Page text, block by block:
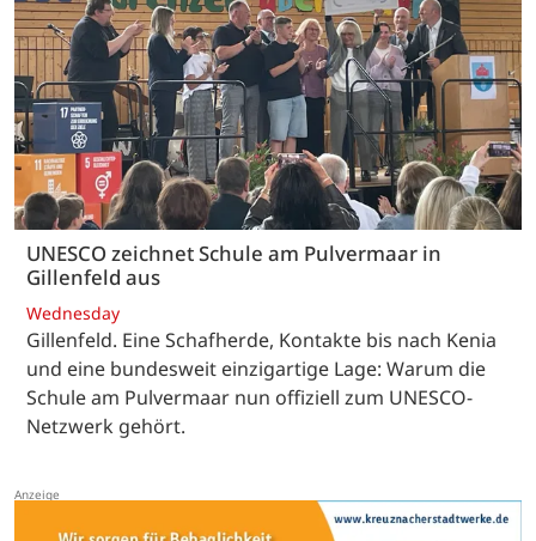
UNESCO zeichnet Schule am Pulvermaar in
Gillenfeld aus
Wednesday
Gillenfeld. Eine Schafherde, Kontakte bis nach Kenia
und eine bundesweit einzigartige Lage: Warum die
Schule am Pulvermaar nun offiziell zum UNESCO-
Netzwerk gehört.